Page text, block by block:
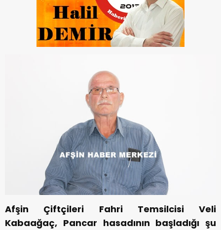
Afşin Çiftçileri Fahri Temsilcisi Veli
Kabaağaç, Pancar hasadının başladığı şu